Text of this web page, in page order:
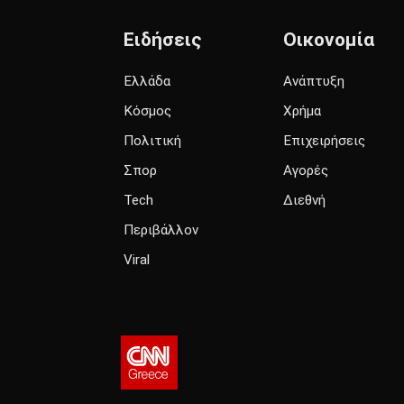
Ειδήσεις
Ελλάδα
Κόσμος
Πολιτική
Σπορ
Tech
Περιβάλλον
Viral
Οικονομία
Ανάπτυξη
Χρήμα
Επιχειρήσεις
Αγορές
Διεθνή